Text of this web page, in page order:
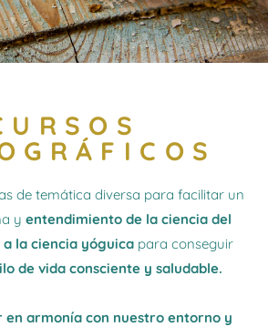
de temática diversa para facilitar un
y entendimiento de la ciencia del
la ciencia yóguica para conseguir
de vida consciente y saludable.
en armonía con nuestro entorno y